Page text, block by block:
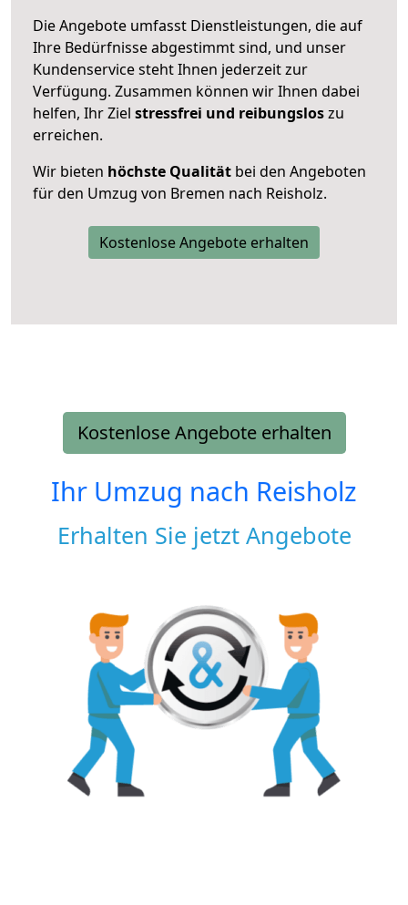
Die Angebote umfasst Dienstleistungen, die auf
Ihre Bedürfnisse abgestimmt sind, und unser
Kundenservice steht Ihnen jederzeit zur
Verfügung. Zusammen können wir Ihnen dabei
helfen, Ihr Ziel stressfrei und reibungsloszu
erreichen.
Wir bieten höchste Qualität bei den Angeboten
für den Umzug von Bremen nach Reisholz.
Kostenlose Angebote erhalten
Kostenlose Angebote erhalten
Ihr Umzug nach Reisholz
Erhalten Sie jetzt Angebote